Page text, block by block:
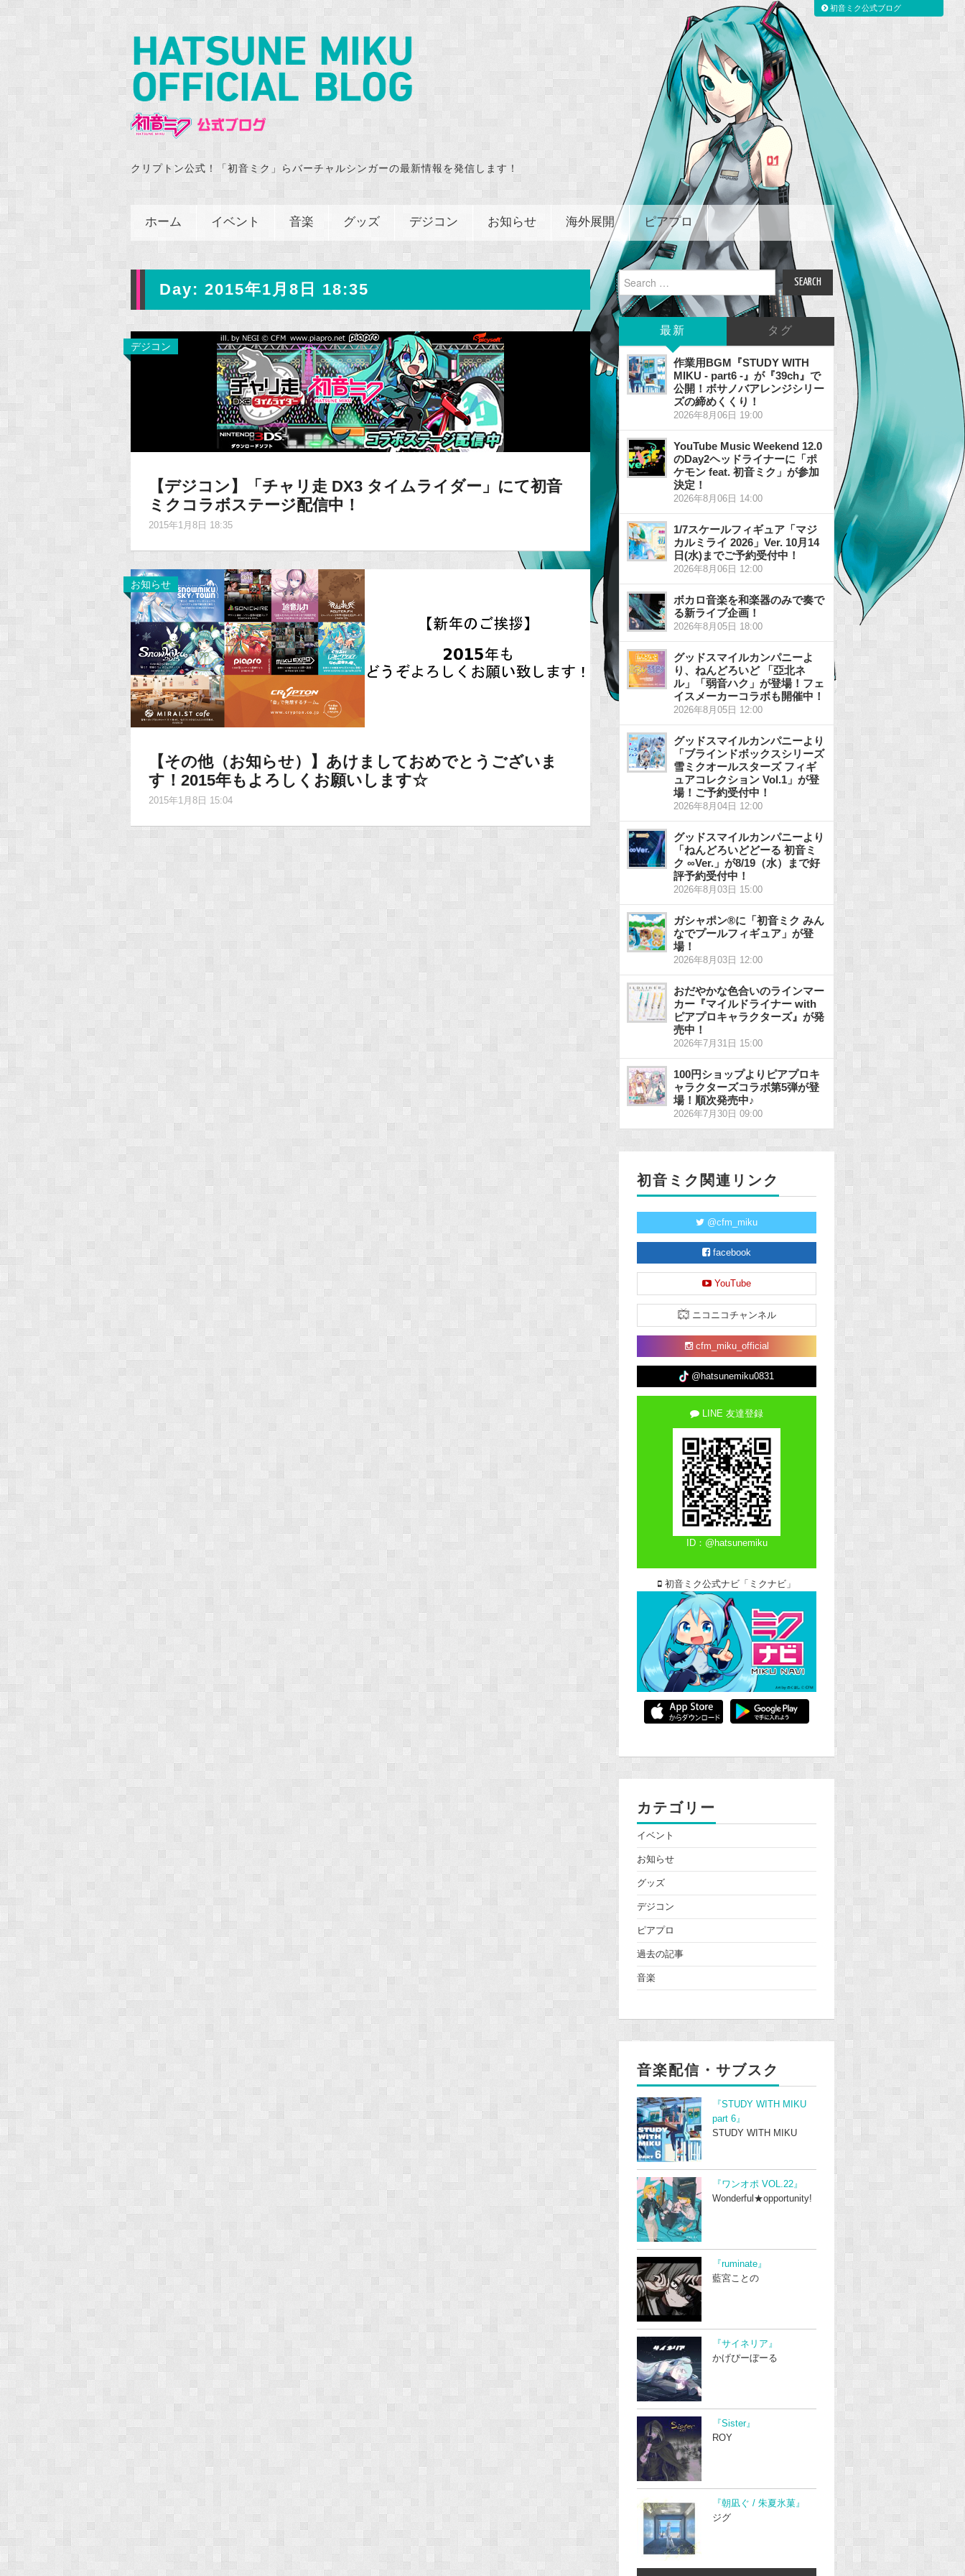
クリプトン公式！「初音ミク」らバーチャルシンガーの最新情報を発信します！
ホーム イベント 音楽 グッズ デジコン お知らせ 海外展開 ピアプロ
Day: 2015年1月8日 18:35
デジコン
【デジコン】「チャリ走 DX3 タイムライダー」にて初音
ミクコラボステージ配信中！
2015年1月8日 18:35
お知らせ
【その他（お知らせ）】あけましておめでとうございま
す！2015年もよろしくお願いします☆
2015年1月8日 15:04
Search
for:
最新 タグ
作業用BGM『STUDY WITH
MIKU - part6 -』が『39ch』で
公開！ボサノバアレンジシリー
ズの締めくくり！
2026年8月06日 19:00
YouTube Music Weekend 12.0
のDay2ヘッドライナーに「ポ
ケモン feat. 初音ミク」が参加
決定！
2026年8月06日 14:00
1/7スケールフィギュア「マジ
カルミライ 2026」Ver. 10月14
日(水)までご予約受付中！
2026年8月06日 12:00
ボカロ音楽を和楽器のみで奏で
る新ライブ企画！
2026年8月05日 18:00
グッドスマイルカンパニーよ
り、ねんどろいど 「亞北ネ
ル」「弱音ハク」が登場！フェ
イスメーカーコラボも開催中！
2026年8月05日 12:00
グッドスマイルカンパニーより
「ブラインドボックスシリーズ
雪ミクオールスターズ フィギ
ュアコレクション Vol.1」が登
場！ご予約受付中！
2026年8月04日 12:00
グッドスマイルカンパニーより
「ねんどろいどどーる 初音ミ
ク ∞Ver.」が8/19（水）まで好
評予約受付中！
2026年8月03日 15:00
ガシャポン®に「初音ミク みん
なでプールフィギュア」が登
場！
2026年8月03日 12:00
おだやかな色合いのラインマー
カー『マイルドライナー with
ピアプロキャラクターズ』が発
売中！
2026年7月31日 15:00
100円ショップよりピアプロキ
ャラクターズコラボ第5弾が登
場！順次発売中♪
2026年7月30日 09:00
初音ミク関連リンク
@cfm_miku
facebook
YouTube
ニコニコチャンネル
cfm_miku_official
@hatsunemiku0831
LINE 友達登録
ID：@hatsunemiku
初音ミク公式ナビ「ミクナビ」
カテゴリー
イベント
お知らせ
グッズ
デジコン
ピアプロ
過去の記事
音楽
音楽配信・サブスク
『STUDY WITH MIKU
part 6』
STUDY WITH MIKU
『ワンオポ VOL.22』
Wonderful★opportunity!
『ruminate』
藍宮ことの
『サイネリア』
かげぴーぼーる
『Sister』
ROY
『朝凪ぐ / 朱夏氷菓』
ジグ
初音ミク公式ブログ